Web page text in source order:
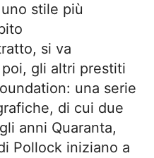
stile più
si va
gli altri prestiti
una serie
di cui due
anni Quaranta,
Pollock iniziano a